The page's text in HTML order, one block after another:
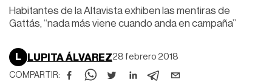
Habitantes de la Altavista exhiben las mentiras de
Gattás, “nada más viene cuando anda en campaña”
L LUPITA ÁLVAREZ28 febrero 2018
COMPARTIR: